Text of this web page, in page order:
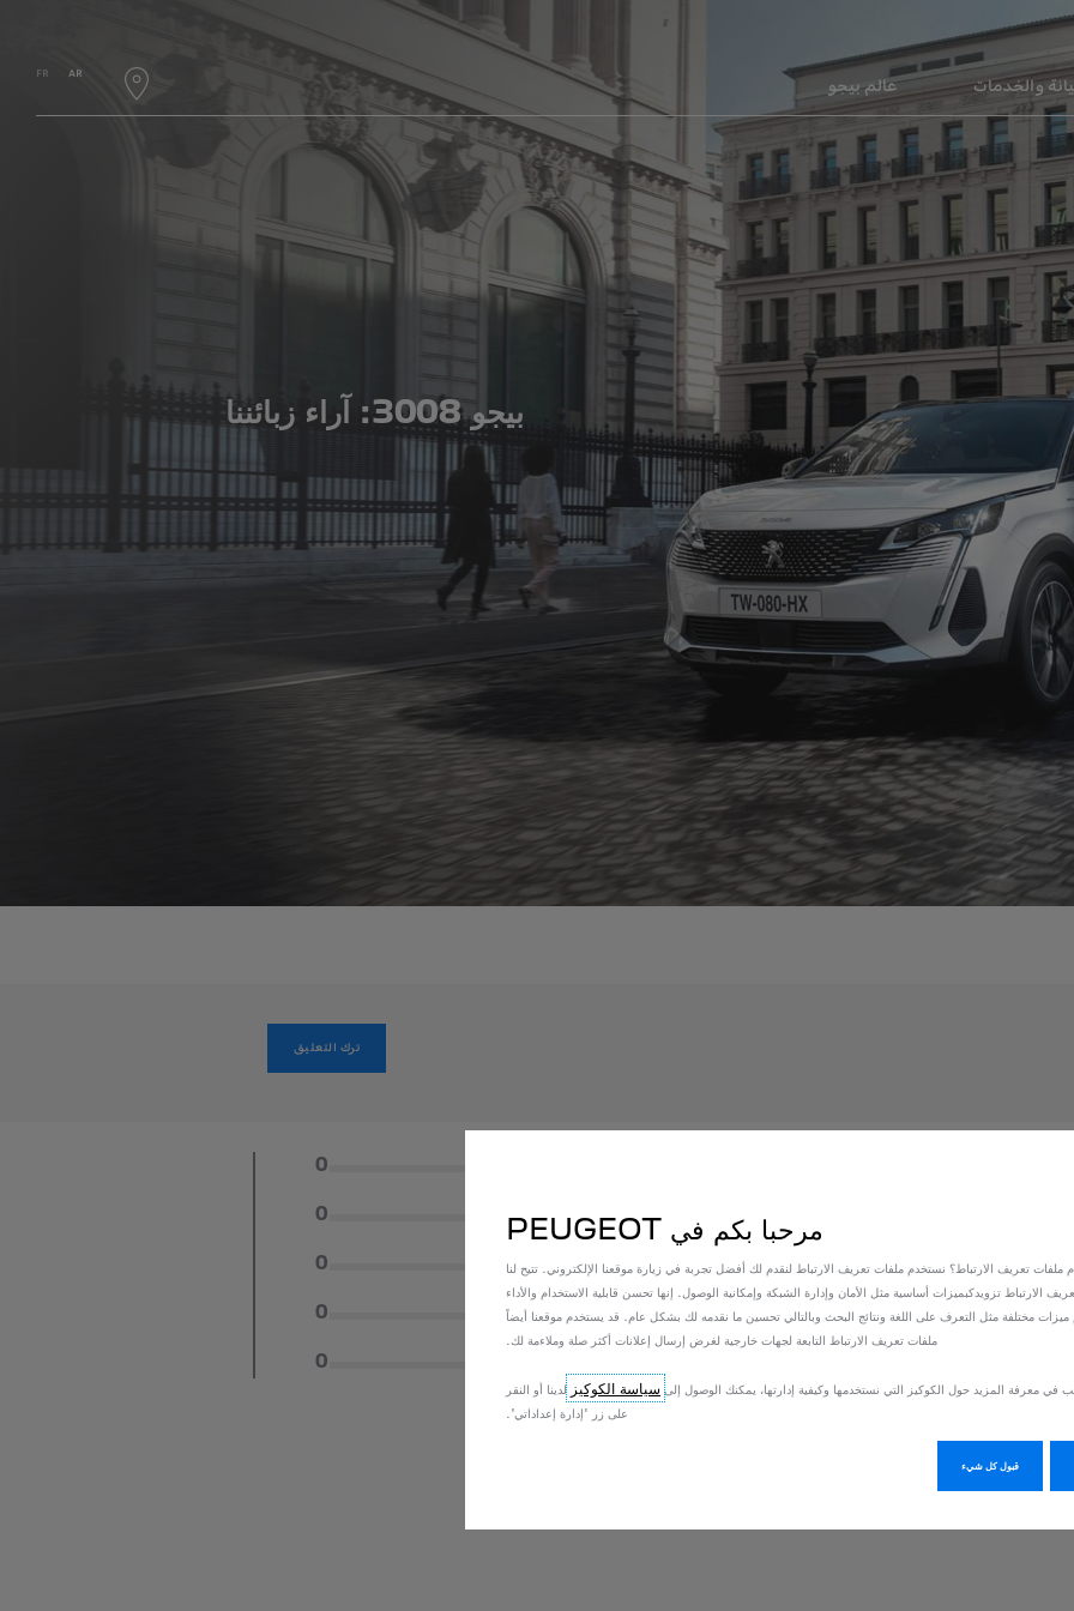
AR
FR
والخدمات عالم بيجو
بيجو 3008: آراء زبائننا
ترك التعليق
0
0
0
0
0
مرحبا بكم في PEUGEOT
ملفات تعريف الارتباط؟ نستخدم ملفات تعريف الارتباط لنقدم لك أفضل تجربة في زيارة موقعنا الإلكتروني. تتيح لنا
الارتباط تزويدكبميزات أساسية مثل الأمان وإدارة الشبكة وإمكانية الوصول. إنها تحسن قابلية الاستخدام والأداء
ميزات مختلفة مثل التعرف على اللغة ونتائج البحث وبالتالي تحسين ما نقدمه لك بشكل عام. قد يستخدم موقعنا أيضاً
ملفات تعريف الارتباط التابعة لجهات خارجية لغرض إرسال إعلانات أكثر صلة وملاءمة لك.
في معرفة المزيد حول الكوكيز التي نستخدمها وكيفية إدارتها، يمكنك الوصول إلى سياسة الكوكيز لدينا أو النقر
على زر 'إدارة إعداداتي'.
قبول كل شيء